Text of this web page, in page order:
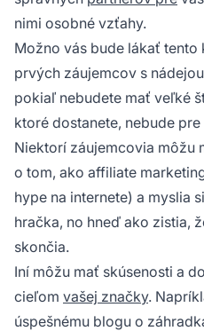
nimi osobné vzťahy.
Možno vás bude lákať
prvých záujemcov s
pokiaľ nebudete mať veľké
ktoré dostanete, nebude
Niektorí záujemcovia môžu
o tom, ako affiliate
hype na internete) a myslia
hračka, no hneď ako zistia,
skončia.
Iní môžu mať skúsenosti a
cieľom vašej značky.
úspešnému blogu o